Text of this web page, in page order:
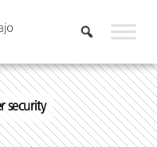
security